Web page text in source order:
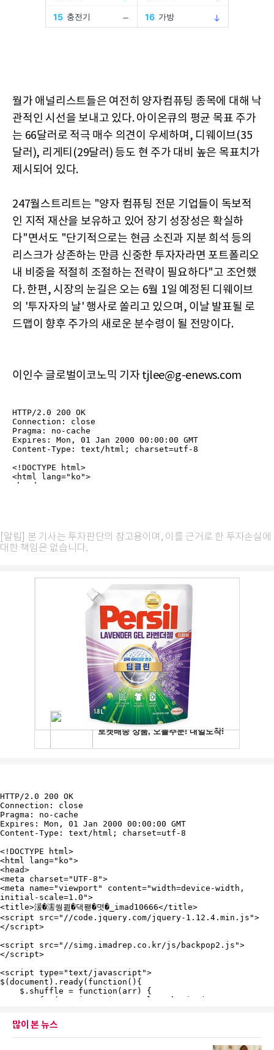
월가 애널리스트들은 여전히 양자컴퓨팅 종목에 대해 낙
관적인 시선을 보내고 있다. 아이온큐의 평균 목표 주가
는 66달러로 적극 매수 의견이 우세하며, 디웨이브(35
달러), 리게티(29달러) 등도 현 주가 대비 높은 목표치가
제시되어 있다.
247월스트리트는 "양자 컴퓨팅 전문 기업들이 독보적
인 지적 재산을 보유하고 있어 장기 성장성은 확실하
다"면서도 "단기적으로는 현금 소진과 지분 희석 등의
리스크가 상존하는 만큼 신중한 투자자라면 포트폴리오
내 비중을 적절히 조절하는 전략이 필요하다"고 조언했
다. 한편, 시장의 눈길은 오는 6월 1일 예정된 디웨이브
의 '투자자의 날' 행사로 쏠리고 있으며, 이날 발표될 로
드맵이 향후 주가의 새로운 분수령이 될 전망이다.
이인수 글로벌이코노믹 기자 tjlee@g-enews.com
[알림] 본 기사는 투자판단의 참고용이며, 이를 근거로 한 투자손실에
대한 책임은 없습니다.
많이 본 뉴스